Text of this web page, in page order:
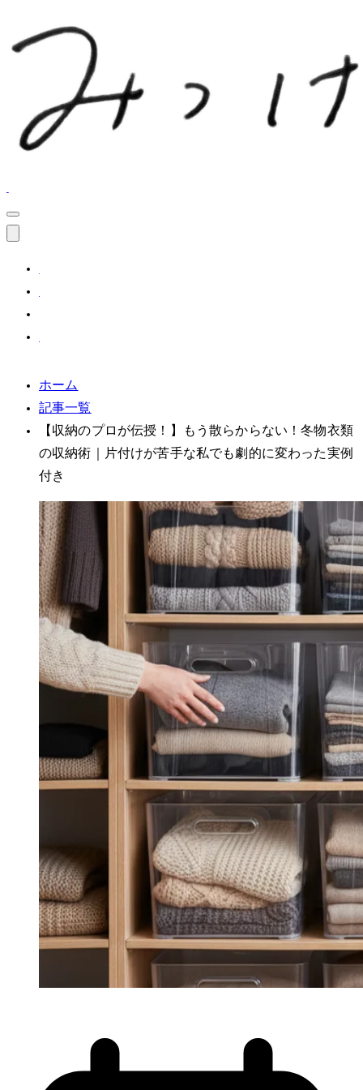
ホーム
記事一覧
【収納のプロが伝授！】もう散らからない！冬物衣類
の収納術｜片付けが苦手な私でも劇的に変わった実例
付き